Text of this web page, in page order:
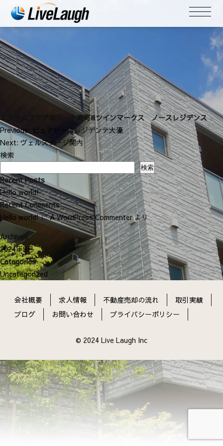
エステムプラザ梅田・中崎町Ⅲツインマークス ノースレジデンス
投
稿
ナ
ゲ
ー
シ
ョ
Previous: ピュアドームレジデンテ大濠
Next: ヴェルステージ関内
検索
検索
Recent Posts
Hello world!
Recent Comments
Hello world!にA WordPress Commenterより
Archives
2024年9月
Categories
Uncategorized
会社概要 求人情報 不動産売却の流れ
取引実績
ブログ
お問い合わせ プライバシーポリシー
© 2024 Live Laugh Inc